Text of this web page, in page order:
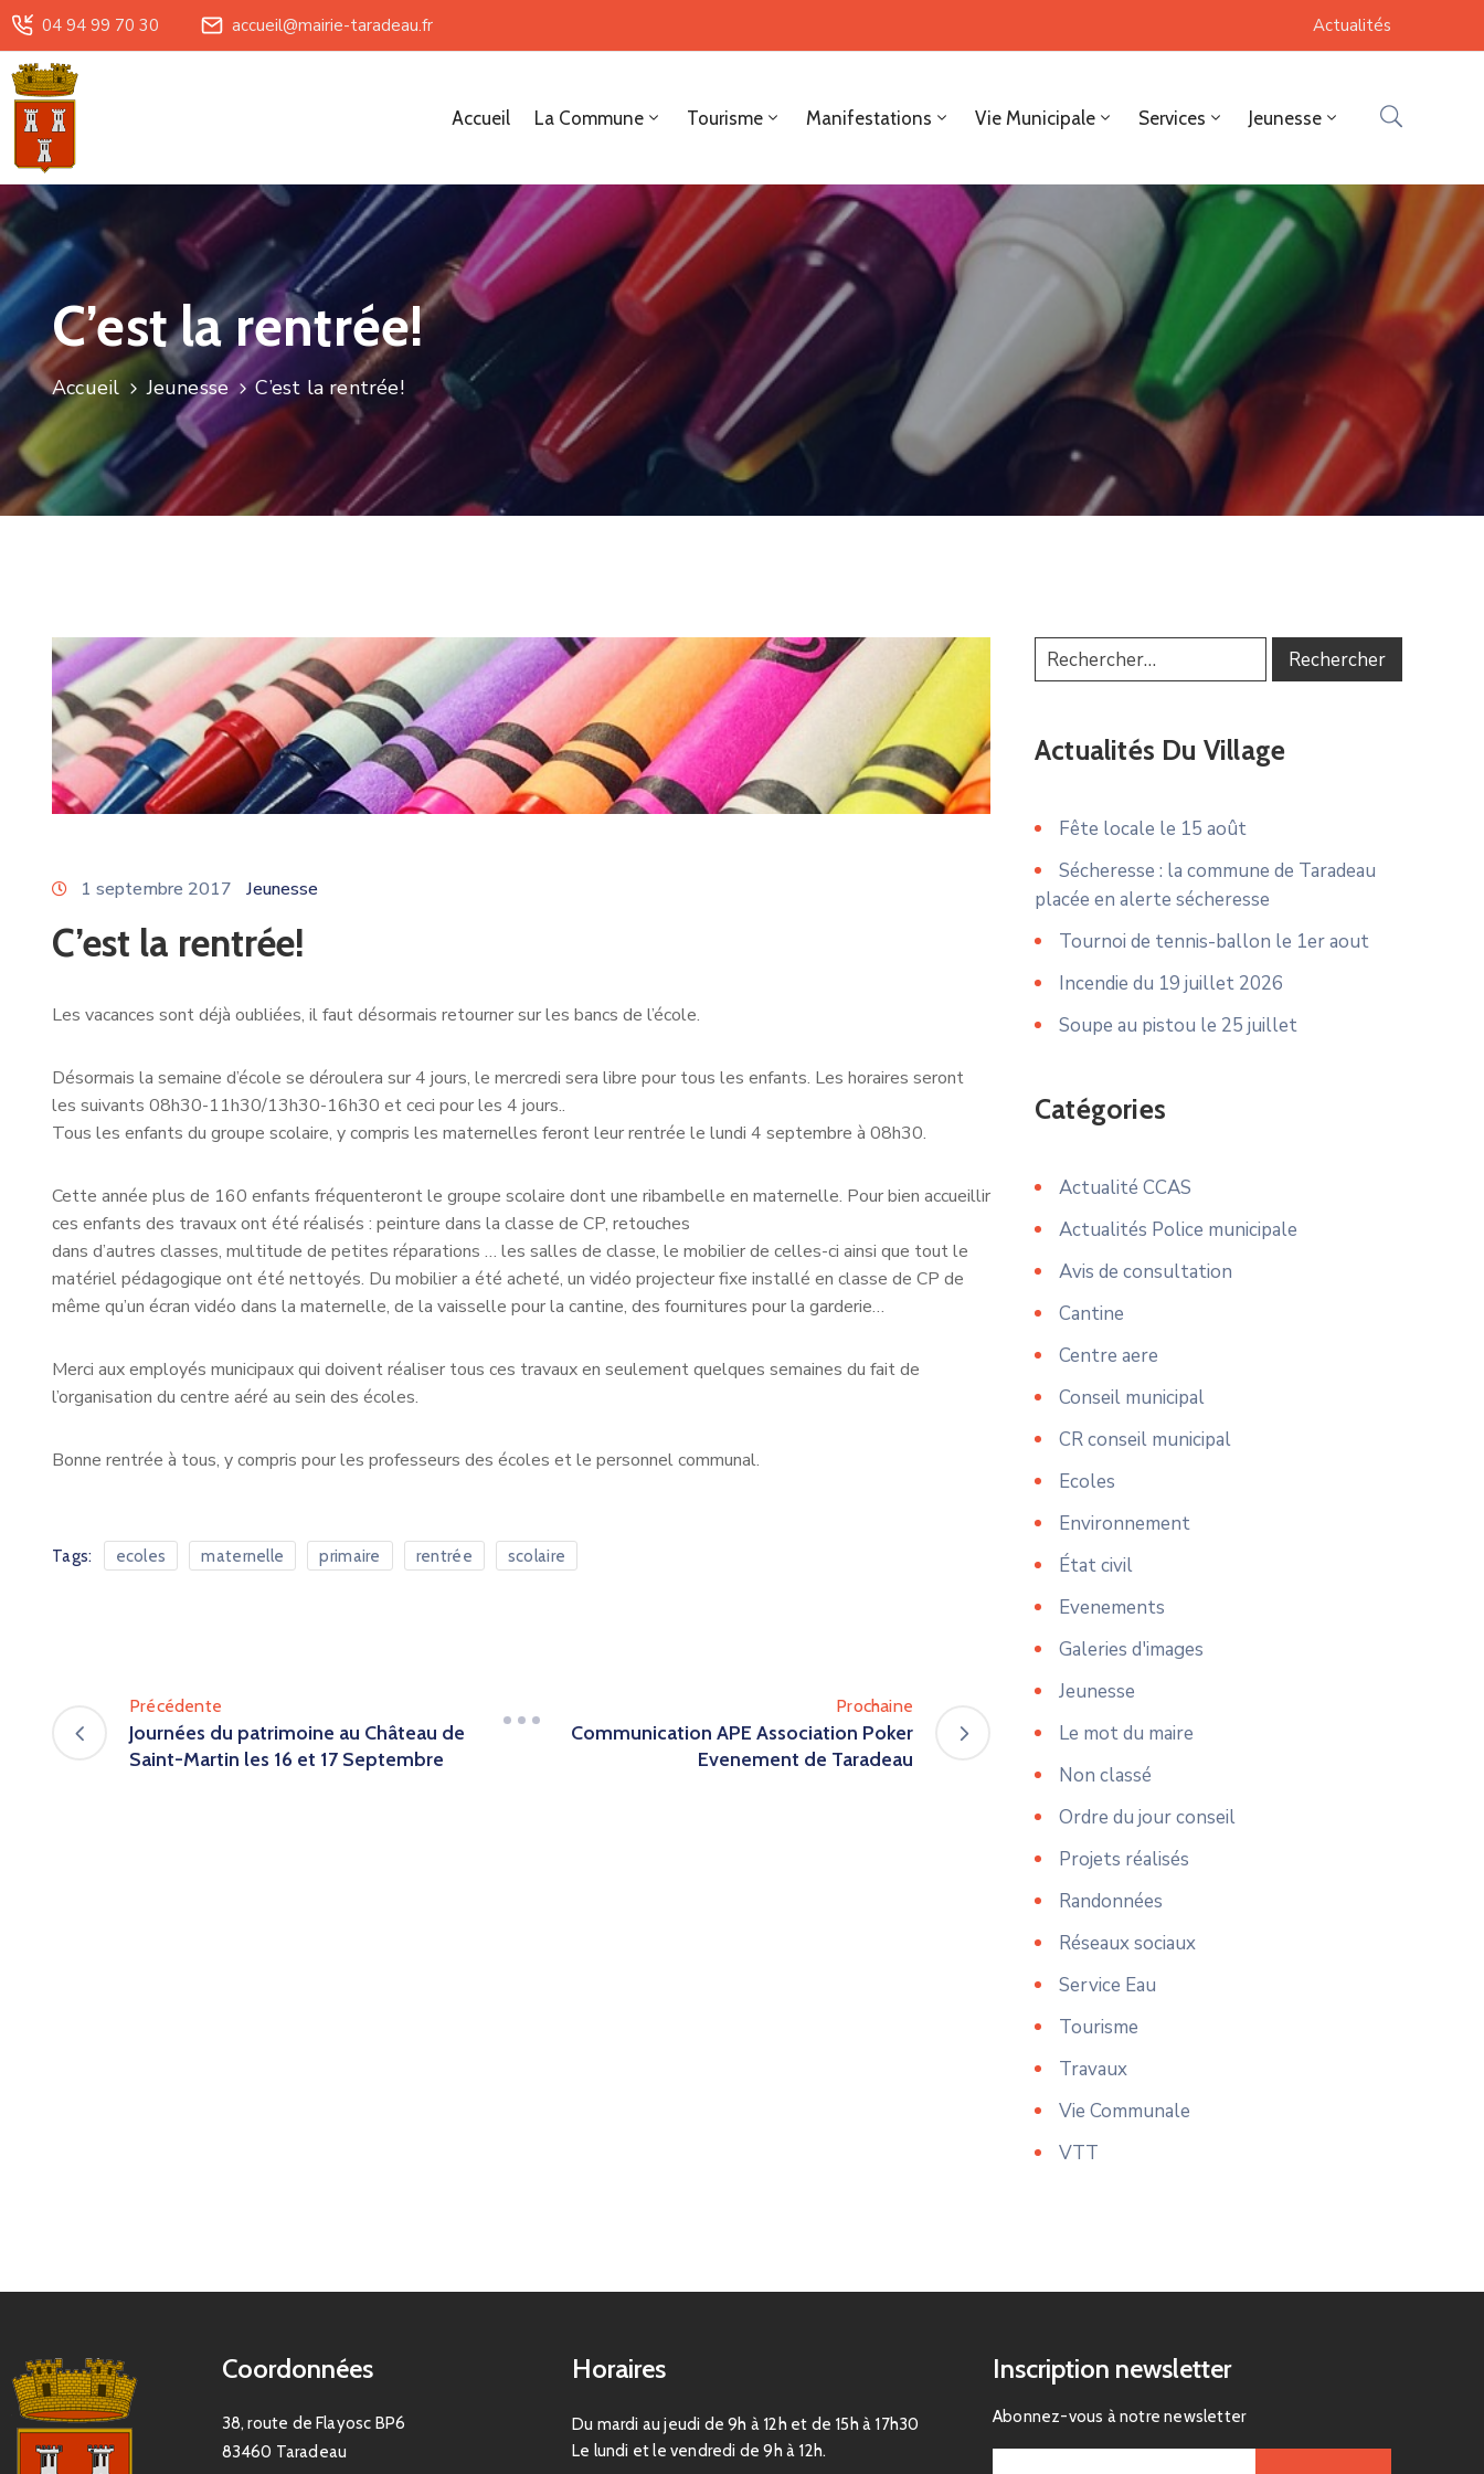
04 94 99 70 30 accueil@mairie-taradeau.fr Actualités
Accueil La Commune Tourisme Manifestations Vie Municipale Services Jeunesse
C’est la rentrée!
Accueil Jeunesse C’est la rentrée!
1 septembre 2017 Jeunesse
C’est la rentrée!
Les vacances sont déjà oubliées, il faut désormais retourner sur les bancs de l’école.
Désormais la semaine d’école se déroulera sur 4 jours, le mercredi sera libre pour tous les enfants. Les horaires seront
les suivants 08h30-11h30/13h30-16h30 et ceci pour les 4 jours..
Tous les enfants du groupe scolaire, y compris les maternelles feront leur rentrée le lundi 4 septembre à 08h30.
Cette année plus de 160 enfants fréquenteront le groupe scolaire dont une ribambelle en maternelle. Pour bien accueillir
ces enfants des travaux ont été réalisés : peinture dans la classe de CP, retouches
dans d’autres classes, multitude de petites réparations … les salles de classe, le mobilier de celles-ci ainsi que tout le
matériel pédagogique ont été nettoyés. Du mobilier a été acheté, un vidéo projecteur fixe installé en classe de CP de
même qu’un écran vidéo dans la maternelle, de la vaisselle pour la cantine, des fournitures pour la garderie…
Merci aux employés municipaux qui doivent réaliser tous ces travaux en seulement quelques semaines du fait de
l’organisation du centre aéré au sein des écoles.
Bonne rentrée à tous, y compris pour les professeurs des écoles et le personnel communal.
Tags: ecoles maternelle primaire rentrée scolaire
Précédente
Journées du patrimoine au Château de
Saint-Martin les 16 et 17 Septembre
Prochaine
Communication APE Association Poker
Evenement de Taradeau
Actualités Du Village
Fête locale le 15 août
Sécheresse : la commune de Taradeau
placée en alerte sécheresse
Tournoi de tennis-ballon le 1er aout
Incendie du 19 juillet 2026
Soupe au pistou le 25 juillet
Catégories
Actualité CCAS
Actualités Police municipale
Avis de consultation
Cantine
Centre aere
Conseil municipal
CR conseil municipal
Ecoles
Environnement
État civil
Evenements
Galeries d'images
Jeunesse
Le mot du maire
Non classé
Ordre du jour conseil
Projets réalisés
Randonnées
Réseaux sociaux
Service Eau
Tourisme
Travaux
Vie Communale
VTT
Coordonnées
38, route de Flayosc BP6
83460 Taradeau
Horaires
Du mardi au jeudi de 9h à 12h et de 15h à 17h30
Le lundi et le vendredi de 9h à 12h.
Inscription newsletter
Abonnez-vous à notre newsletter